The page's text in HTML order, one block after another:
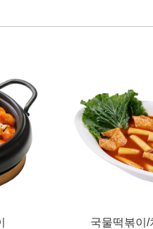
국물떡볶이/